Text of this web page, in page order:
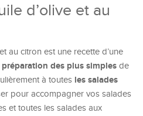
d’olive et au
au citron est une recette d’une
préparation des plus simples de
à toutes les salades
pour accompagner vos salades
et toutes les salades aux